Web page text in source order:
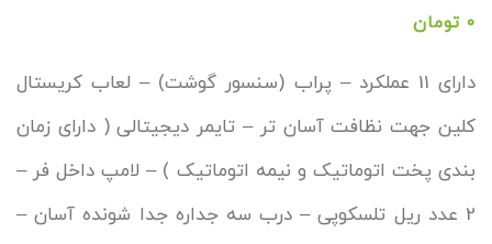
0 تومان
دارای 11 عملکرد – پراب (سنسور گوشت) – لعاب کریستال
کلین جهت نظافت آسان تر – تایمر دیجیتالی ( دارای زمان
بندی پخت اتوماتیک و نیمه اتوماتیک ) – لامپ داخل فر –
2 عدد ریل تلسکوپی – درب سه جداره جدا شونده آسان –